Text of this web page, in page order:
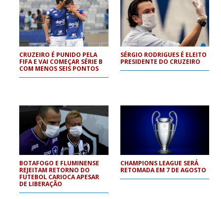
CRUZEIRO É PUNIDO PELA
FIFA E VAI COMEÇAR SÉRIE B
COM MENOS SEIS PONTOS
SÉRGIO RODRIGUES É ELEITO
PRESIDENTE DO CRUZEIRO
BOTAFOGO E FLUMINENSE
REJEITAM RETORNO DO
FUTEBOL CARIOCA APESAR
DE LIBERAÇÃO
CHAMPIONS LEAGUE SERÁ
RETOMADA EM 7 DE AGOSTO